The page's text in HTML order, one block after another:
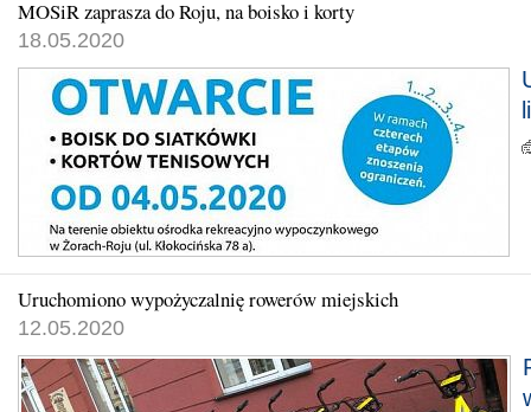
MOSiR zaprasza do Roju, na boisko i korty
18.05.2020
Uruchomiono wypożyczalnię rowerów miejskich
12.05.2020